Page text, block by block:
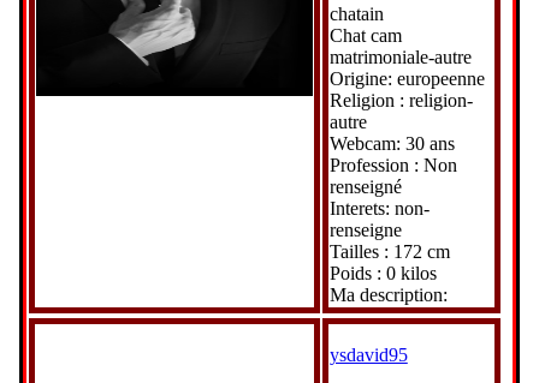
chatain
Chat cam
matrimoniale-autre
Origine: europeenne
Religion : religion-
autre
Webcam: 30 ans
Profession : Non
renseigné
Interets: non-
renseigne
Tailles : 172 cm
Poids : 0 kilos
Ma description:
ysdavid95